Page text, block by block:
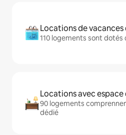
Locations de
110 logements sont dotés
Locations avec
90 logements
dédié